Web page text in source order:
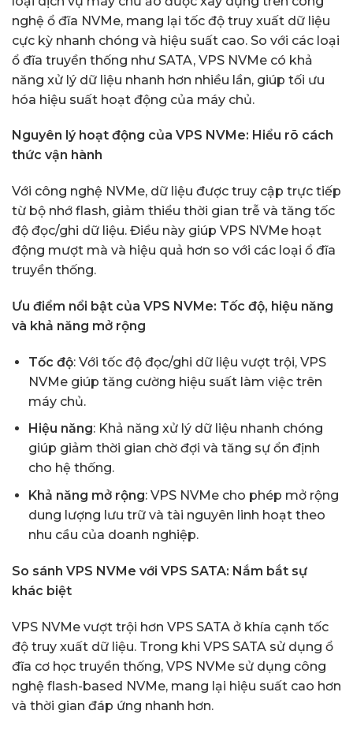
nghệ ổ đĩa NVMe, mang lại tốc độ truy xuất dữ liệu
cực kỳ nhanh chóng và hiệu suất cao. So với các loại
ổ đĩa truyền thống như SATA, VPS NVMe có khả
năng xử lý dữ liệu nhanh hơn nhiều lần, giúp tối ưu
hóa hiệu suất hoạt động của máy chủ.
Nguyên lý hoạt động của VPS NVMe: Hiểu rõ cách
thức vận hành
Với công nghệ NVMe, dữ liệu được truy cập trực tiếp
từ bộ nhớ flash, giảm thiểu thời gian trễ và tăng tốc
độ đọc/ghi dữ liệu. Điều này giúp VPS NVMe hoạt
động mượt mà và hiệu quả hơn so với các loại ổ đĩa
truyền thống.
Ưu điểm nổi bật của VPS NVMe: Tốc độ, hiệu năng
và khả năng mở rộng
Tốc độ: Với tốc độ đọc/ghi dữ liệu vượt trội, VPS
NVMe giúp tăng cường hiệu suất làm việc trên
máy chủ.
Hiệu năng: Khả năng xử lý dữ liệu nhanh chóng
giúp giảm thời gian chờ đợi và tăng sự ổn định
cho hệ thống.
Khả năng mở rộng: VPS NVMe cho phép mở rộng
dung lượng lưu trữ và tài nguyên linh hoạt theo
nhu cầu của doanh nghiệp.
So sánh VPS NVMe với VPS SATA: Nắm bắt sự
khác biệt
VPS NVMe vượt trội hơn VPS SATA ở khía cạnh tốc
độ truy xuất dữ liệu. Trong khi VPS SATA sử dụng ổ
đĩa cơ học truyền thống, VPS NVMe sử dụng công
nghệ flash-based NVMe, mang lại hiệu suất cao hơn
và thời gian đáp ứng nhanh hơn.